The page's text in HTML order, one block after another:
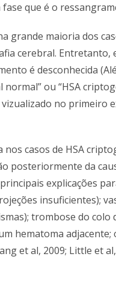
que é o
grande maioria dos
cerebral. Entretanto,
é desconhecida
normal” ou “HSA
no primeiro
casos de HSA
posteriormente da
principais explicações
insuficientes);
trombose do colo
hematoma
et al, 2009; Little et